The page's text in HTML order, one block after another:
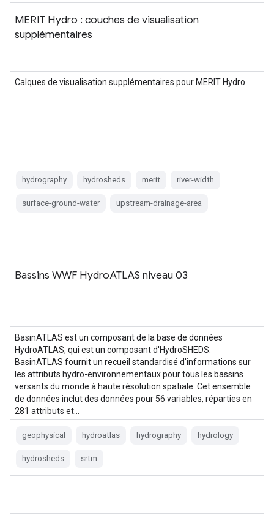
MERIT Hydro : couches de visualisation
supplémentaires
Calques de visualisation supplémentaires pour MERIT Hydro
hydrography hydrosheds merit river-width
surface-ground-water upstream-drainage-area
Bassins WWF HydroATLAS niveau 03
BasinATLAS est un composant de la base de données
HydroATLAS, qui est un composant d'HydroSHEDS.
BasinATLAS fournit un recueil standardisé d'informations sur
les attributs hydro-environnementaux pour tous les bassins
versants du monde à haute résolution spatiale. Cet ensemble
de données inclut des données pour 56 variables, réparties en
281 attributs et…
geophysical hydroatlas hydrography hydrology
hydrosheds srtm